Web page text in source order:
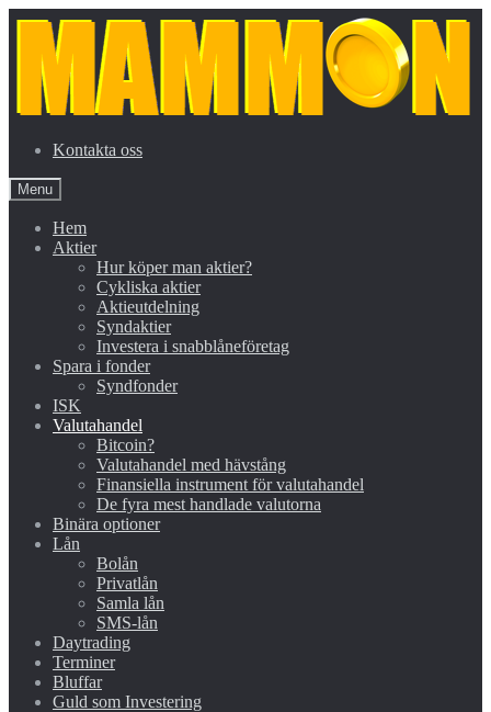
Skip
navigation
Skip
content
Kontakta oss
Menu
Hem
Aktier
Hur köper man aktier?
Cykliska aktier
Aktieutdelning
Syndaktier
Investera i snabblåneföretag
Spara i fonder
Syndfonder
ISK
Valutahandel
Bitcoin?
Valutahandel med hävstång
Finansiella instrument för valutahandel
De fyra mest handlade valutorna
Binära optioner
Lån
Bolån
Privatlån
Samla lån
SMS-lån
Daytrading
Terminer
Bluffar
Guld som Investering